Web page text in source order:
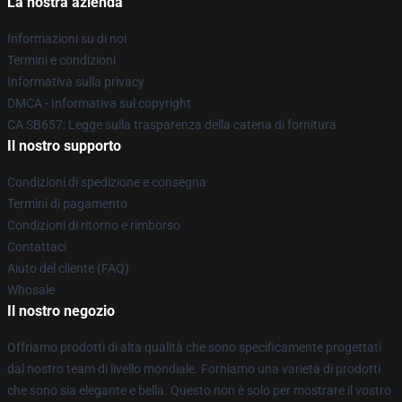
Informazioni su di noi
Termini e condizioni
Informativa sulla privacy
DMCA - Informativa sul copyright
CA SB657: Legge sulla trasparenza della catena di fornitura
Il nostro supporto
Condizioni di spedizione e consegna
Termini di pagamento
Condizioni di ritorno e rimborso
Contattaci
Aiuto del cliente (FAQ)
Whosale
Il nostro negozio
Offriamo prodotti di alta qualità che sono specificamente progettati
dal nostro team di livello mondiale. Forniamo una varietà di prodotti
che sono sia elegante e bella. Questo non è solo per mostrare il vostro